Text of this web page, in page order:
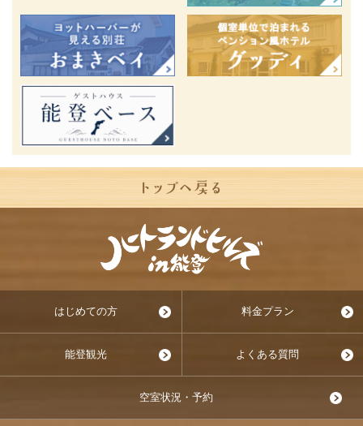
はじめての方 料金プラン
能登観光 よくある質問
空室状況・予約